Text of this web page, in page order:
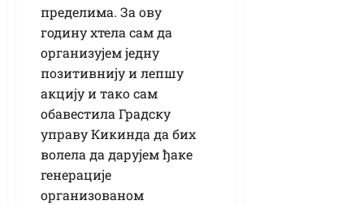
пределима. За ову
годину хтела сам да
организујем једну
позитивнију и лепшу
акцију и тако сам
обавестила Градску
управу Кикинда да бих
волела да дарујем ђаке
генерације
организованом